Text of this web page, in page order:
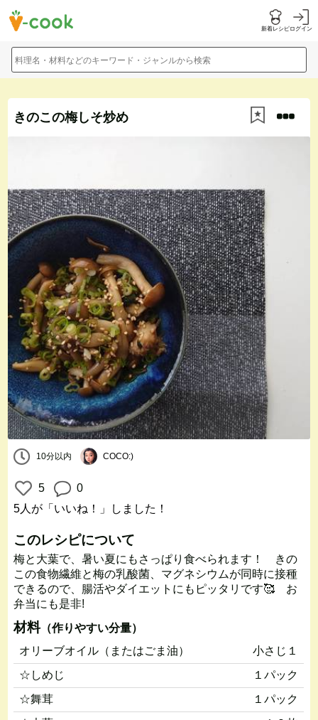
新着レシピログイン
料理名・材料などのキーワード・ジャンルから検索
きのこの梅しそ炒め
10分以内 COCO:)
5
0
5人 が「いいね！」しました！
このレシピについて
梅と大葉で、暑い夏にもさっぱり食べられます！ きの
この食物繊維と梅の乳酸菌、マグネシウムが同時に接種
できるので、腸活やダイエットにもピッタリです🥰 お
弁当にも是非!
材料（作りやすい分量）
オリーブオイル（またはごま油）
小さじ１
☆しめじ
１パック
☆舞茸
１パック